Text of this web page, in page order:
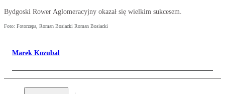
Bydgoski Rower Aglomeracyjny okazał się wielkim sukcesem.
Foto: Fotorzepa, Roman Bosiacki Roman Bosiacki
Marek Kozubal